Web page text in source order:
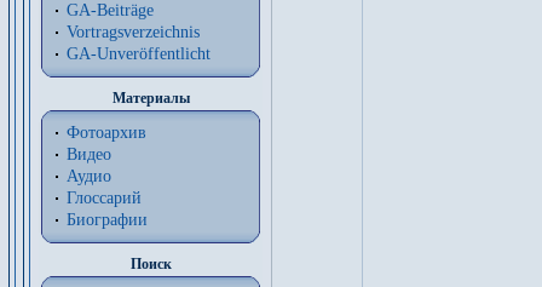
GA-Beiträge
Vortragsverzeichnis
GA-Unveröffentlicht
Материалы
Фотоархив
Видео
Аудио
Глоссарий
Биографии
Поиск